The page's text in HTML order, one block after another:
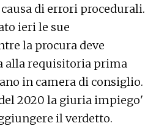
di errori procedurali.
ieri le sue
la procura deve
alla requisitoria prima
in camera di consiglio.
2020 la giuria impiego'
il verdetto.